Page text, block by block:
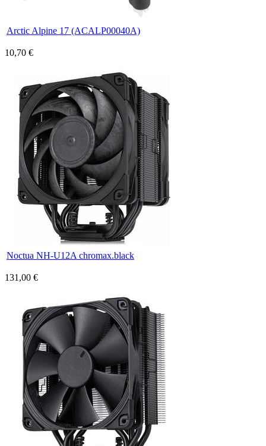
Arctic Alpine 17 (ACALP00040A)
10,70 €
Noctua NH-U12A chromax.black
131,00 €